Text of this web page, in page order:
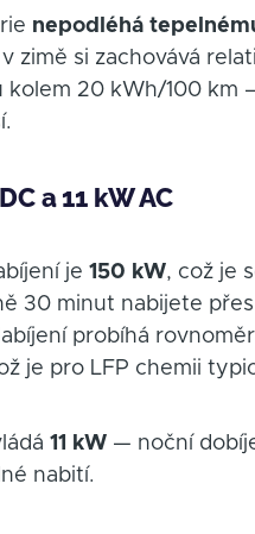
nepodléhá
zimě si zachovává
kolem 20 kWh/100
a 11 kW AC
je150 kW, což je
30 minut nabijete
probíhá
je pro LFP chemii
11 kW — noční
nabití.